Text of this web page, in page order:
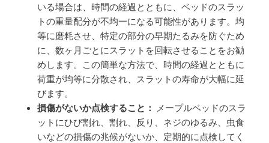
いる場合は、時間の経過とともに、ベッドのスラッ
トの重量配分が不均一になる可能性があります。均
等に磨耗させ、特定の部分の早期たるみを防ぐため
に、数ヶ月ごとにスラットを回転させることをお勧
めします。この簡単な方法で、時間の経過とともに
荷重が均等に分散され、スラットの寿命が大幅に延
びます。
損傷がないか点検すること：
メープルベッドのスラ
ットにひび割れ、割れ、反り、ネジのゆるみ、虫食
いなどの損傷の兆候がないか、定期的に点検してく